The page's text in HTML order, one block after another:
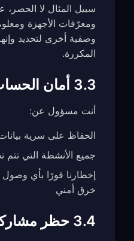
سبيل المثال لا الحصر،
ومعرّفات الأجهزة
وصفية أخرى لتحديد
المكررة.
3.3 أمان الحساب
أنت مسؤول عن:
الحفاظ على سرية
جميع الأنشطة التي
إخطارنا فورًا بأي
خرق أمني
3.4 حظر مشاركة الحساب